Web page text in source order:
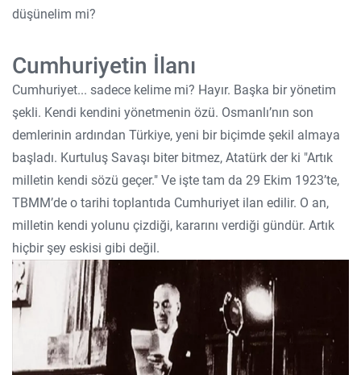
düşünelim mi?
Cumhuriyetin İlanı
Cumhuriyet... sadece kelime mi? Hayır. Başka bir yönetim
şekli. Kendi kendini yönetmenin özü. Osmanlı’nın son
demlerinin ardından Türkiye, yeni bir biçimde şekil almaya
başladı. Kurtuluş Savaşı biter bitmez, Atatürk der ki "Artık
milletin kendi sözü geçer." Ve işte tam da 29 Ekim 1923’te,
TBMM’de o tarihi toplantıda Cumhuriyet ilan edilir. O an,
milletin kendi yolunu çizdiği, kararını verdiği gündür. Artık
hiçbir şey eskisi gibi değil.